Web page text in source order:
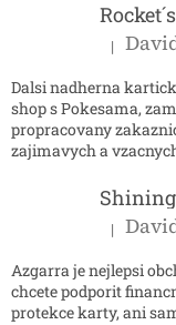
|
Dalsi nadherna
shop s Pokesama,
propracovany
zajimavych a
|
Azgarra je nejlepsi
chcete podporit
protekce karty, ani